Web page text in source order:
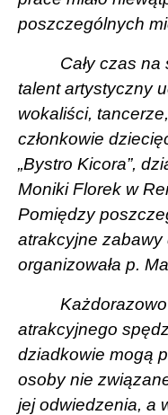
poszczególnych
Cały czas
talent artystyczny
wokaliści,
członkowie
„Bystro Kicora”,
Moniki Florek w
Pomiędzy
atrakcyjne zabawy
organizowała p.
atrakcyjnego
dziadkowie mogą
osoby nie
jej odwiedzenia, a